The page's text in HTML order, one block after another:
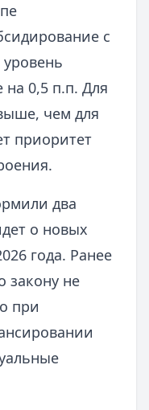
с
уровень
0,5 п.п. Для
чем для
приоритет
два
о новых
года. Ранее
закону не
при